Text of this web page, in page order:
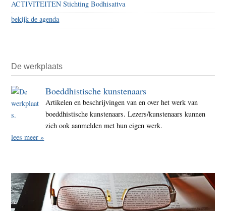
ACTIVITEITEN Stichting Bodhisattva
bekijk de agenda
De werkplaats
Boeddhistische kunstenaars
Artikelen en beschrijvingen van en over het werk van
boeddhistische kunstenaars. Lezers/kunstenaars kunnen
zich ook aanmelden met hun eigen werk.
lees meer »